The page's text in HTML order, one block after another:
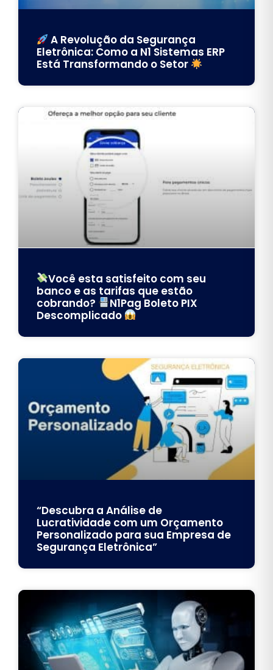
A Revolução da Segurança
Eletrônica: Como a N1 Sistemas ERP
Está Transformando o Setor
Você esta satisfeito com seu
banco e as tarifas que estão
cobrando?
N1Pag Boleto PIX
Descomplicado
“Descubra a Análise de
Lucratividade com um Orçamento
Personalizado para sua Empresa de
Segurança Eletrônica”